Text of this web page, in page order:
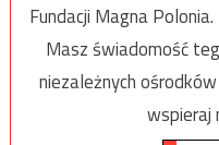
Fundacji Magna Polonia.
Masz świadomość
niezależnych
wspieraj